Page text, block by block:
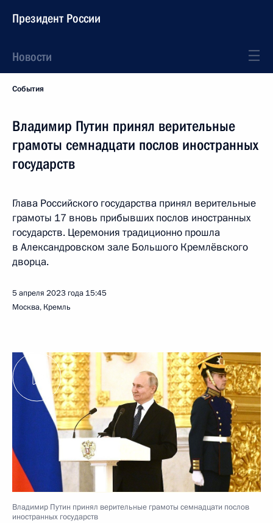
Президент России
Новости
События
Владимир Путин принял верительные
грамоты семнадцати послов иностранных
государств
Глава Российского государства принял верительные
грамоты 17 вновь прибывших послов иностранных
государств. Церемония традиционно прошла
в Александровском зале Большого Кремлёвского
дворца.
5 апреля 2023 года 15:45
Москва, Кремль
Владимир Путин принял верительные грамоты семнадцати послов
иностранных государств